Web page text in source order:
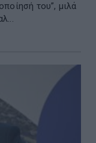
του”, μιλά